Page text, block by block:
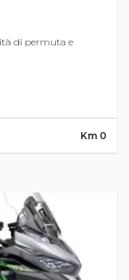
di permuta e
Km 0